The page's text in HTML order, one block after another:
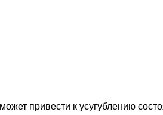
привести к усугублению